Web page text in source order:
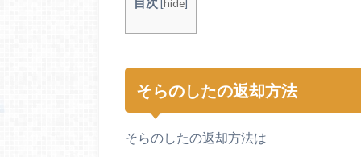
そらのしたの返却方法
そらのしたの返却方法は